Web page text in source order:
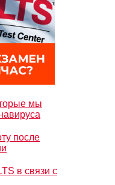
мы
после
в связи с